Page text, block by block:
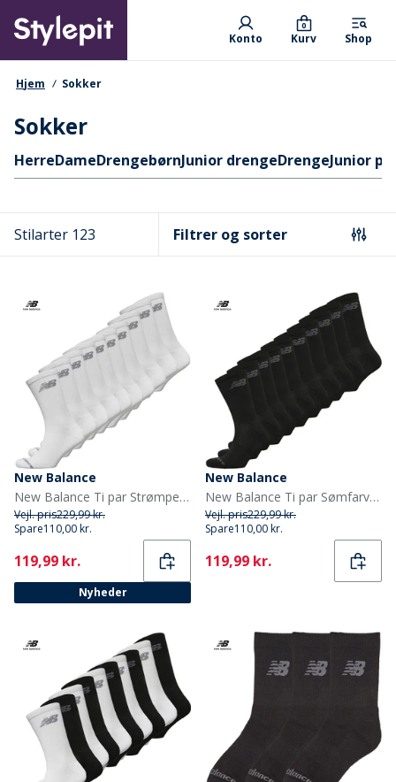
main
content
Primary departments
Konto Kurv
0
Shop
navigationssti
Hjem Sokker
Sokker
Hurtige links
HerreDameDrengebørnJunior drengeDrengeJunior
Stilarter 123 Filtrer og sorter
New Balance
New Balance Ti par Strømper med Polstring Hvid Crew
Vejl. pris229,99 kr.
Spare110,00 kr.
Current
119,99 kr.
Nyheder
New Balance
New Balance Ti par Sømfarvede Strømpebukser Sort
Vejl. pris229,99 kr.
Spare110,00 kr.
Current
119,99 kr.